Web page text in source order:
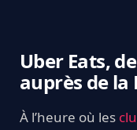
Uber Eats,
auprès de la
À l’heure où les